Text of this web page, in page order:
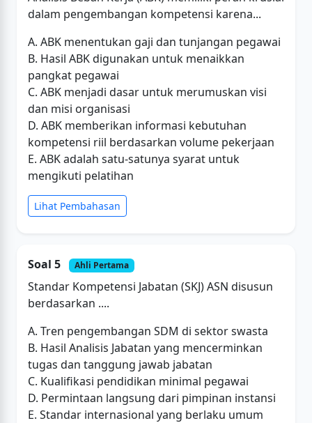
dalam pengembangan kompetensi karena...
A. ABK menentukan gaji dan tunjangan pegawai
B. Hasil ABK digunakan untuk menaikkan
pangkat pegawai
C. ABK menjadi dasar untuk merumuskan visi
dan misi organisasi
D. ABK memberikan informasi kebutuhan
kompetensi riil berdasarkan volume pekerjaan
E. ABK adalah satu-satunya syarat untuk
mengikuti pelatihan
Lihat Pembahasan
Soal 5 Ahli Pertama
Standar Kompetensi Jabatan (SKJ) ASN disusun
berdasarkan ....
A. Tren pengembangan SDM di sektor swasta
B. Hasil Analisis Jabatan yang mencerminkan
tugas dan tanggung jawab jabatan
C. Kualifikasi pendidikan minimal pegawai
D. Permintaan langsung dari pimpinan instansi
E. Standar internasional yang berlaku umum